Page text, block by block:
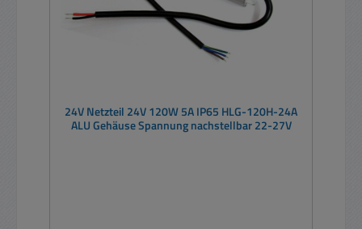
24V Netzteil 24V 120W 5A IP65 HLG-120H-24A
ALU Gehäuse Spannung nachstellbar 22-27V